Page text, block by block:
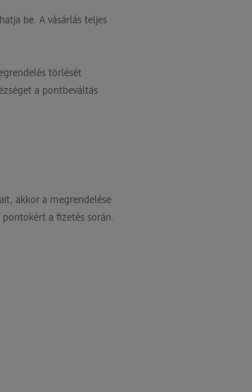
be. A vásárlás teljes
törlését
a pontbeváltás
akkor a megrendelése
a fizetés során.